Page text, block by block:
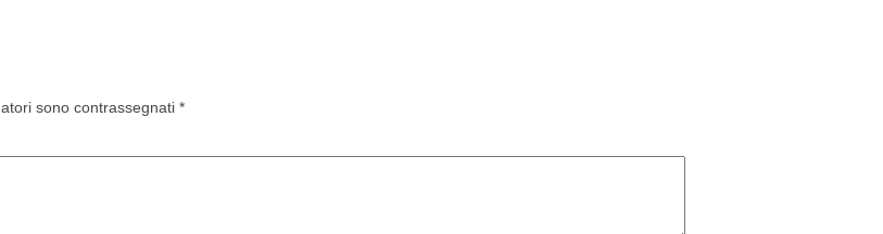
sono contrassegnati *